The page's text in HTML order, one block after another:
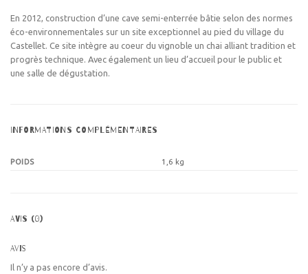
En 2012, construction d’une cave semi-enterrée bâtie selon des normes
éco-environnementales sur un site exceptionnel au pied du village du
Castellet. Ce site intègre au coeur du vignoble un chai alliant tradition et
progrès technique. Avec également un lieu d’accueil pour le public et
une salle de dégustation.
INFORMATIONS COMPLÉMENTAIRES
POIDS 1,6 kg
AVIS (0)
Avis
Il n’y a pas encore d’avis.